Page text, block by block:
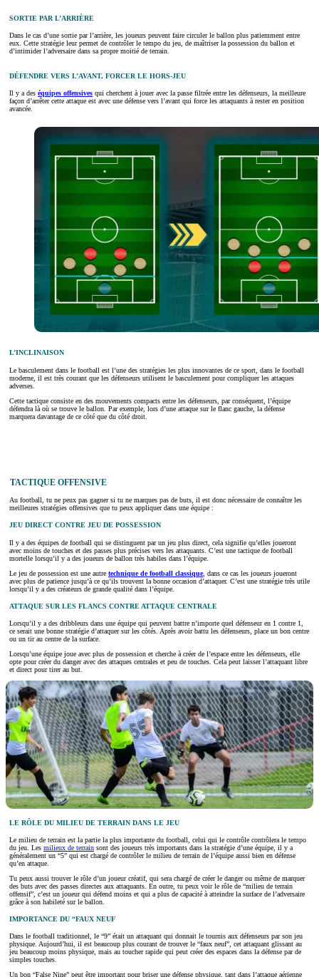
SORTIE PAR L’ARRIÈRE
Dans le cas d’une sortie par l’arrière, les joueurs peuvent faire circuler le ballon plus patiemment entre
eux. Cette stratégie leur permet de contrôler le tempo du jeu, de maîtriser la possession du ballon et
d’intimider l’adversaire dans sa propre moitié de terrain.
DÉFENDRE VERS L’AVANT, FORCER LE HORS-JEU
Il y a des équipes offensives qui cherchent à jouer avec la passe filtrée entre les défenseurs, la meilleure
façon d’arrêter cette attaque est avec une défense vers l’avant qui force les attaquants à rester en position
avancée.
L’INCLINAISON
Le basculement dans le football est l’une des stratégies les plus innovantes de ce sport, dans le football
moderne, il est très courant que les défenseurs utilisent le basculement pour compliquer les attaques
adverses.
Cette tactique consiste en des mouvements compacts entre les défenseurs, par conséquent, l’équipe
défendra là où se trouve le ballon. Par exemple, lors d’une attaque sur le flanc gauche, la défense
marquera davantage de ce côté que du côté droit.
TACTIQUE OFFENSIVE
Au football, tu ne peux pas gagner si tu ne marques pas de buts, il est donc nécessaire de connaître les
meilleures stratégies offensives que tu peux appliquer dans une équipe :
JEU DIRECT CONTRE JEU DE POSSESSION
Il y a des équipes de football qui se distinguent par un jeu plus direct, cela signifie qu’elles joueront
avec moins de touches et des passes plus précises vers les attaquants. C’est une tactique de football
mortelle lorsqu’il y a des joueurs de ballon très habiles dans l’équipe.
Le jeu de possession est une autre technique de football classique, dans ce cas les joueurs joueront
avec plus de patience jusqu’à ce qu’ils trouvent la bonne occasion d’attaquer. C’est une stratégie très utile
lorsqu’il y a des créateurs de grande qualité dans l’équipe.
ATTAQUE SUR LES FLANCS CONTRE ATTAQUE CENTRALE
Lorsqu’il y a des dribbleurs dans une équipe qui peuvent battre n’importe quel défenseur en 1 contre 1,
ce serait une bonne stratégie d’attaquer sur les côtés. Après avoir battu les défenseurs, place un bon centre
ou un tir au centre de la surface.
Lorsqu’une équipe joue avec plus de possession et cherche à créer de l’espace entre les défenseurs, elle
opte pour créer du danger avec des attaques centrales et peu de touches. Cela peut laisser l’attaquant libre
et direct pour tirer au but.
LE RÔLE DU MILIEU DE TERRAIN DANS LE JEU
Le milieu de terrain est la partie la plus importante du football, celui qui le contrôle contrôlera le tempo
du jeu. Les milieux de terrain sont des joueurs très importants dans la stratégie d’une équipe, il y a
généralement un “5” qui est chargé de contrôler le milieu de terrain de l’équipe aussi bien en défense
qu’en attaque.
Tu peux aussi trouver le rôle d’un joueur créatif, qui sera chargé de créer le danger ou même de marquer
des buts avec des passes directes aux attaquants. En outre, tu peux voir le rôle de “milieu de terrain
offensif”, c’est un joueur qui défend moins et qui a plus de capacité à atteindre la surface de l’adversaire
grâce à son habileté sur le ballon.
IMPORTANCE DU “FAUX NEUF
Dans le football traditionnel, le “9” était un attaquant qui donnait le tournis aux défenseurs par son jeu
physique. Aujourd’hui, il est beaucoup plus courant de trouver le “faux neuf”, cet attaquant glissant au
jeu beaucoup moins physique, mais au toucher rapide qui peut créer des espaces dans la défense par de
simples touches.
Un bon “False Nine” peut être important pour briser une défense physique, tant dans l’attaque aérienne